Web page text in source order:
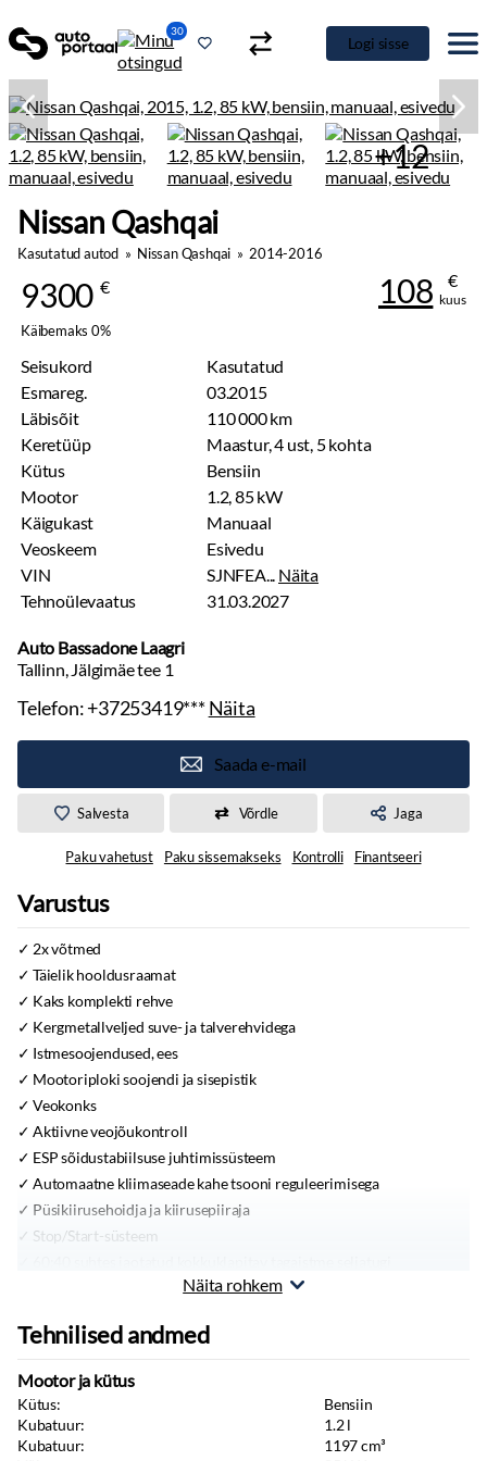
30
Logi sisse
+12
Nissan Qashqai
Kasutatud autod » Nissan Qashqai » 2014-2016
9300 € 108 €
kuus
Käibemaks 0%
Seisukord
Kasutatud
Esmareg.
03.2015
Läbisõit
110 000 km
Keretüüp
Maastur, 4 ust, 5 kohta
Kütus
Bensiin
Mootor
1.2, 85 kW
Käigukast
Manuaal
Veoskeem
Esivedu
VIN
SJNFEA... Näita
Tehnoülevaatus
31.03.2027
Auto Bassadone Laagri
Tallinn, Jälgimäe tee 1
Telefon:+37253419***Näita
Saada e-mail
Salvesta Võrdle Jaga
Paku vahetust Paku sissemakseks Kontrolli Finantseeri
Varustus
2x võtmed
Täielik hooldusraamat
Kaks komplekti rehve
Kergmetallveljed suve- ja talverehvidega
Istmesoojendused, ees
Mootoriploki soojendi ja sisepistik
Veokonks
Aktiivne veojõukontroll
ESP sõidustabiilsuse juhtimissüsteem
Automaatne kliimaseade kahe tsooni reguleerimisega
Püsikiirusehoidja ja kiirusepiiraja
Stop/Start-süsteem
Soojendusega esiistmed
Kaks ISOFIX-lasteistme kinnituskohta tagaistmetel
Tagaklaasi puhastil on intervallfunktsioon ja automaatne
pühkimine tagurpidi sõites
Elektrilised esi- ja tagaaknad
Näita rohkem
Tehnilised andmed
Mootor ja kütus
Kütus:
Bensiin
Kubatuur:
1.2l
Kubatuur:
1197cm³